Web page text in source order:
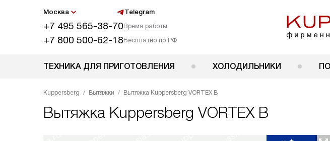
Москва Telegram
+7 495 565-38-70Время работы
+7 800 500-62-18Бесплатно по РФ
ТЕХНИКА ДЛЯ ПРИГОТОВЛЕНИЯ ХОЛОДИЛЬНИКИ
Kuppersberg Вытяжки Вытяжка Kuppersberg VORTEX B
Вытяжка Kuppersberg VORTEX B